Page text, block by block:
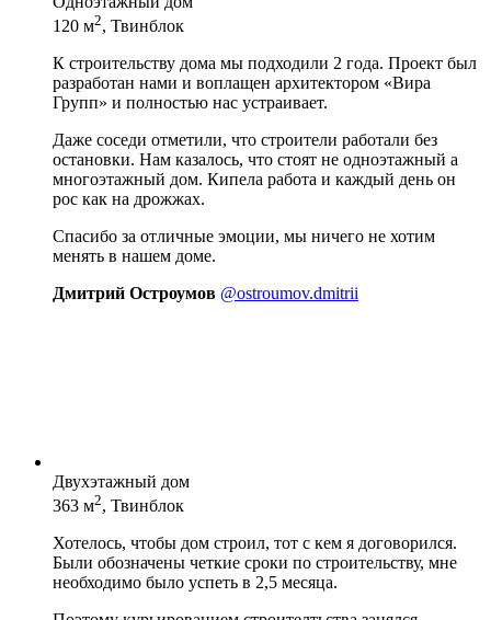
120 м2, Твинблок
К строительству дома мы подходили 2 года. Проект был
разработан нами и воплащен архитектором «Вира
Групп» и полностью нас устраивает.
Даже соседи отметили, что строители работали без
остановки. Нам казалось, что стоят не одноэтажный а
многоэтажный дом. Кипела работа и каждый день он
рос как на дрожжах.
Спасибо за отличные эмоции, мы ничего не хотим
менять в нашем доме.
Дмитрий Остроумов @ostroumov.dmitrii
Двухэтажный дом
363 м2, Твинблок
Хотелось, чтобы дом строил, тот с кем я договорился.
Были обозначены четкие сроки по строительству, мне
необходимо было успеть в 2,5 месяца.